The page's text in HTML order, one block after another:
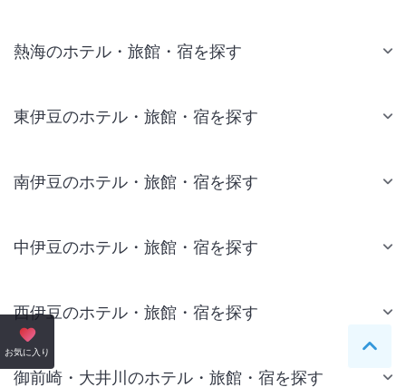
お気に入り ペー
熱海のホテル・旅館・宿を探す
東伊豆のホテル・旅館・宿を探す
南伊豆のホテル・旅館・宿を探す
中伊豆のホテル・旅館・宿を探す
西伊豆のホテル・旅館・宿を探す
御前崎・大井川のホテル・旅館・宿を探す